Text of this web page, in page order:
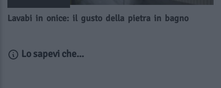
Lavabi in onice: il gusto della pietra in bagno
Lo sapevi che...